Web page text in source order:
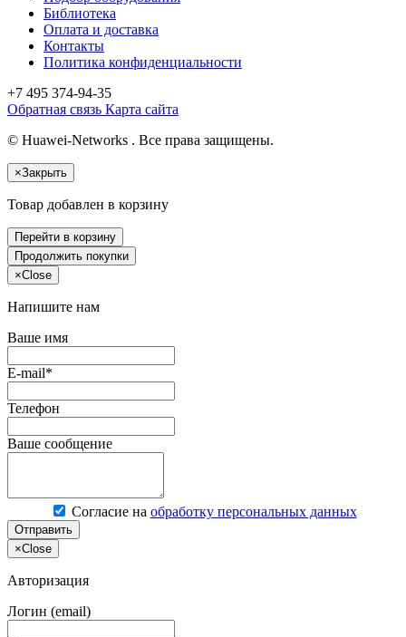
Библиотека
Оплата и доставка
Контакты
Политика конфиденциальности
+7 495 374-94-35
Обратная связь Карта сайта
© Huawei-Networks . Все права защищены.
×Закрыть
Товар добавлен в корзину
Перейти в корзину
Продолжить покупки
×Close
Напишите нам
Ваше имя
E-mail*
Телефон
Ваше сообщение
Согласие на обработку персональных данных
Отправить
×Close
Авторизация
Логин (email)